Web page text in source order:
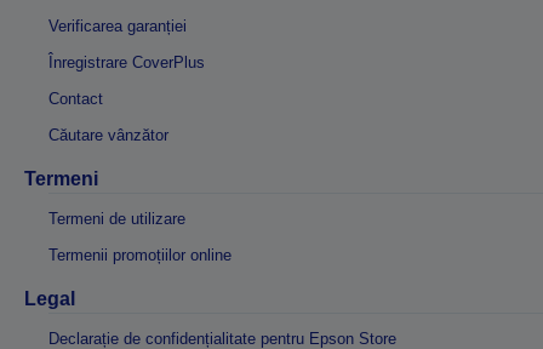
Verificarea garanției
Înregistrare CoverPlus
Contact
Căutare vânzător
Termeni
Termeni de utilizare
Termenii promoțiilor online
Legal
Declarație de confidențialitate pentru Epson Store